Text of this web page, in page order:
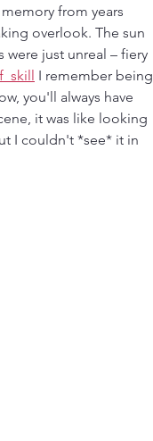
from years
overlook. The sun
just unreal – fiery
I remember being
you'll always have
it was like looking
I couldn't *see* it in